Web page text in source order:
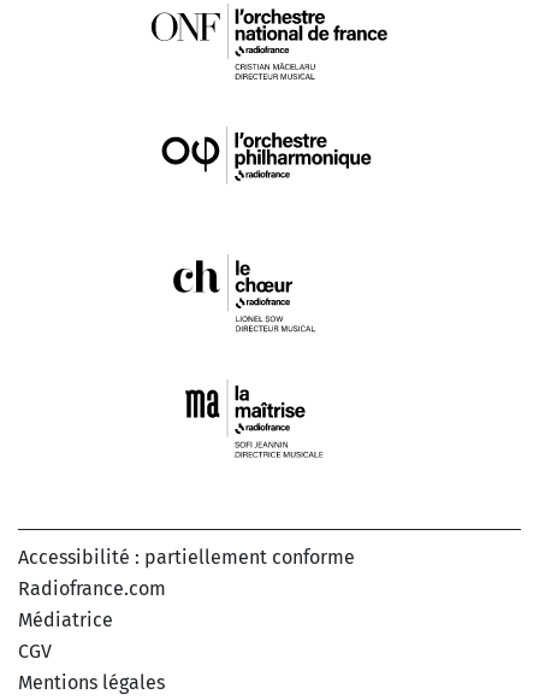
Accessibilité : partiellement conforme
Radiofrance.com
Médiatrice
CGV
Mentions légales